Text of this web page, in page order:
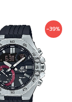
-39%
Original
price
was:
6,500 ฿.
price